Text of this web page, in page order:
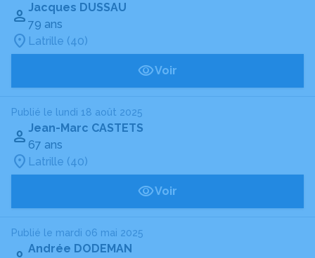
Jacques DUSSAU
79 ans
Latrille (40)
Voir
Publié le lundi 18 août 2025
Jean-Marc CASTETS
67 ans
Latrille (40)
Voir
Publié le mardi 06 mai 2025
Andrée DODEMAN